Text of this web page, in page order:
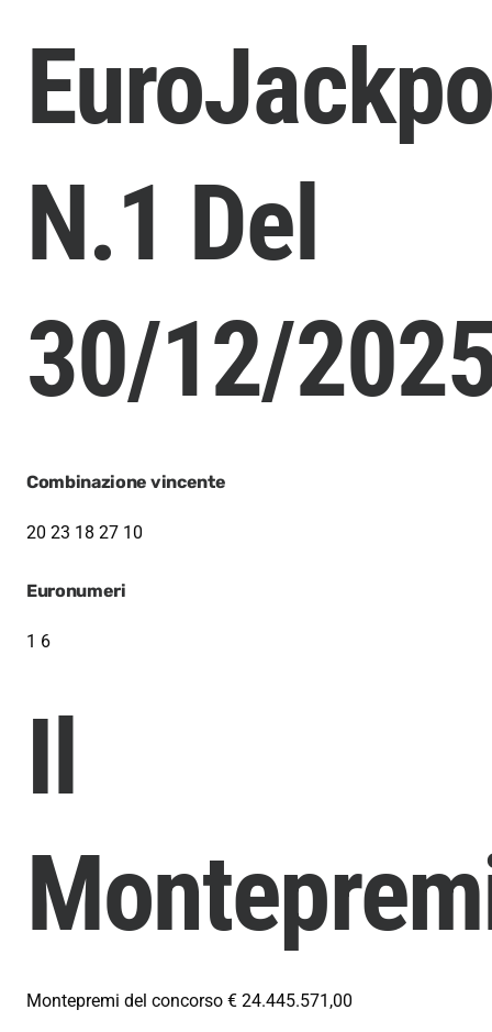
N.1 Del
30/12/
Combinazione vincente
20 23 18 27 10
Euronumeri
1 6
Il
Montepremi del concorso € 24.445.571,00